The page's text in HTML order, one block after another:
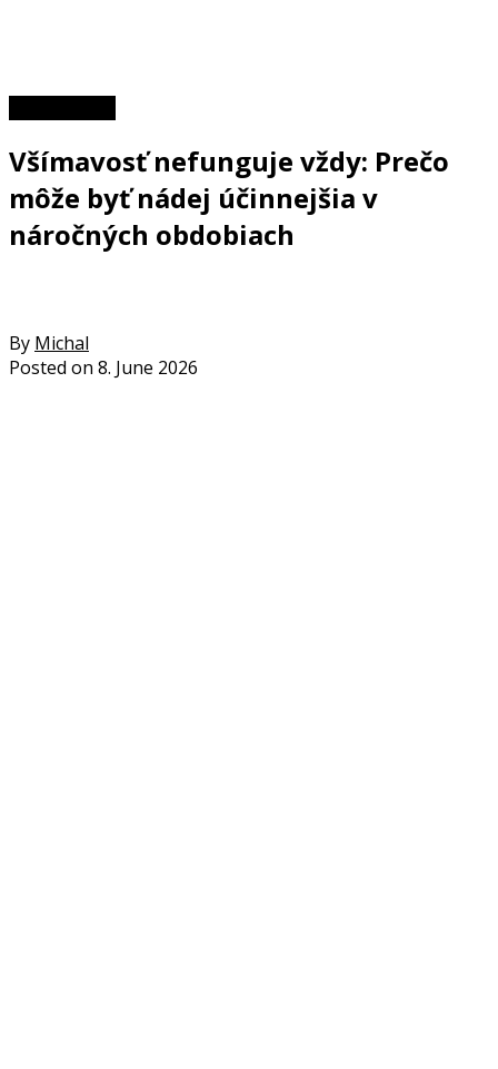
Všímavosť nefunguje vždy: Prečo
môže byť nádej účinnejšia v
náročných obdobiach
By Michal
Posted on 8. June 2026